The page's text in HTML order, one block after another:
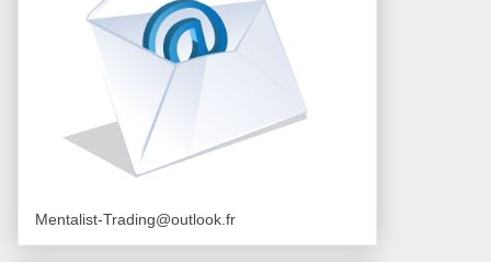
Mentalist-Trading@outlook.fr